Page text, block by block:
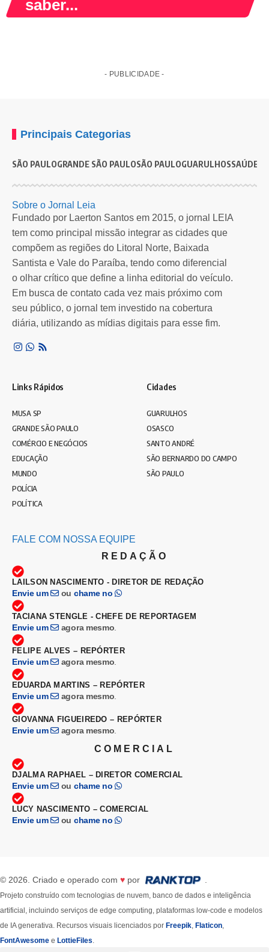
saber...
GUARULHOS
Aterro Sanitário Municipal de Cabuçu estima
economia de 21 milhões aos cofres de Guarulhos
O início das obras está previsto para o final de agosto deste…
Por Redação Leia SP1 ano atrás
- PUBLICIDADE -
Principais Categorias
SÃO PAULOGRANDE SÃO PAULOSÃO PAULOGUARULHOSSAÚDE
Sobre o Jornal Leia
Fundado por Laerton Santos em 2015, o jornal LEIA
tem como principal missão integrar as cidades que
compõem as regiões do Litoral Norte, Baixada
Santista e Vale do Paraíba, tendo como diferencial
o olhar crítico que define a linha editorial do veículo.
Em busca de contato cada vez mais próximo com
seu público, o jornal tem investido na cobertura
diária, utilizando as mídias digitais para esse fim.
Links Rápidos
MUSA SP
GRANDE SÃO PAULO
COMÉRCIO E NEGÓCIOS
EDUCAÇÃO
MUNDO
POLÍCIA
POLÍTICA
Cidades
GUARULHOS
OSASCO
SANTO ANDRÉ
SÃO BERNARDO DO CAMPO
SÃO PAULO
FALE COM NOSSA EQUIPE
REDAÇÃO
LAILSON NASCIMENTO - DIRETOR DE REDAÇÃO
Envie um ou chame no
TACIANA STENGLE - CHEFE DE REPORTAGEM
Envie um agora mesmo
FELIPE ALVES – REPÓRTER
Envie um agora mesmo
EDUARDA MARTINS – REPÓRTER
Envie um agora mesmo
GIOVANNA FIGUEIREDO – REPÓRTER
Envie um agora mesmo
COMERCIAL
DJALMA RAPHAEL – DIRETOR COMERCIAL
Envie um ou chame no
LUCY NASCIMENTO – COMERCIAL
Envie um ou chame no
© 2026. Criado e operado com ♥ por
Projeto construído com tecnologias de nuvem, banco de dados e inteligência
artificial, incluindo serviços de edge computing, plataformas low-code e modelos
de IA generativa. Recursos visuais licenciados por Freepik Flaticon
FontAwesome e LottieFiles